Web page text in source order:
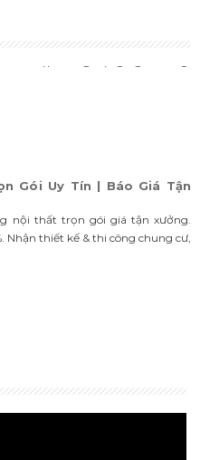
nhất 2025. Thiết kế hiện đại, đa
Bền đẹp – sang trọng – giá xưởng.
Gói Uy Tín | Báo Giá Tận
nội thất trọn gói giá tận xưởng.
thiết kế & thi công chung cư,
2025: gỗ công nghiệp, gỗ tự
giá tận xưởng – Liên hệ ngay Nội